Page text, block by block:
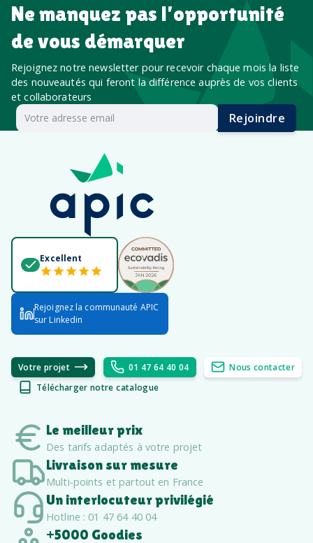
Ne manquez pas l’opportunité
de vous démarquer
Rejoignez notre newsletter pour recevoir chaque mois la liste
des nouveautés qui feront la différence auprès de vos clients
et collaborateurs
Rejoindre
Excellent
Rejoignez la communauté APIC
sur Linkedin
Votre projet 01 47 64 40 04
Nous contacter
Télécharger notre catalogue
Le meilleur prix
Des tarifs adaptés à votre projet
Livraison sur mesure
Multi-points et partout en France
Un interlocuteur privilégié
Hotline : 01 47 64 40 04
+5000 Goodies